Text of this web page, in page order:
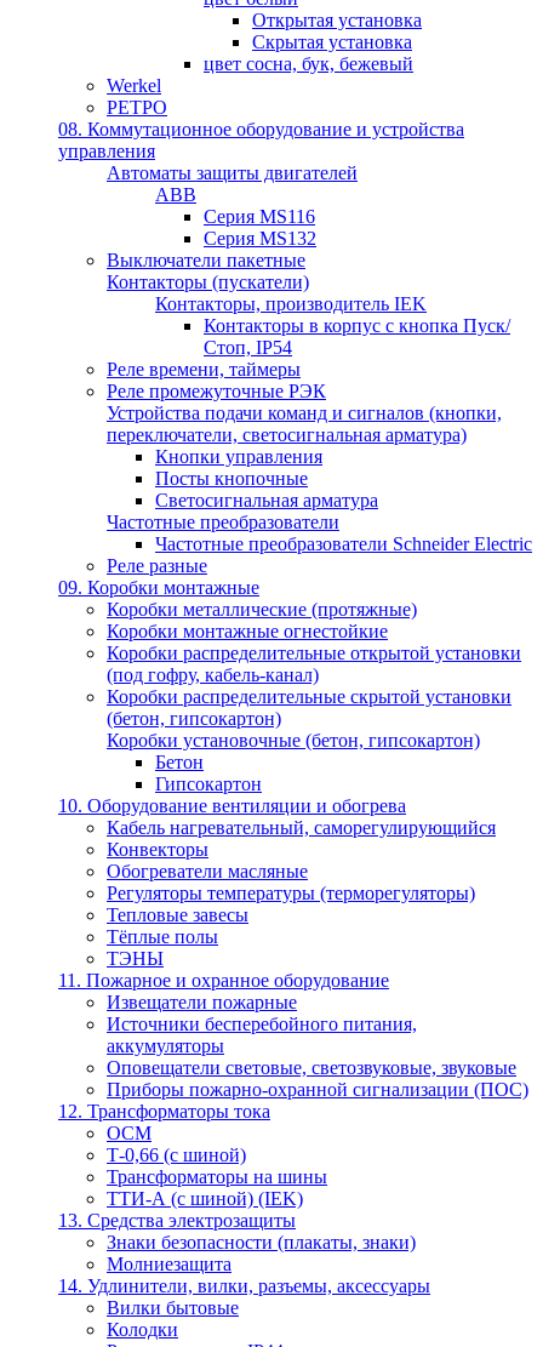
Открытая установка
Скрытая установка
цвет сосна, бук, бежевый
Werkel
РЕТРО
08. Коммутационное оборудование и устройства
управления
Автоматы защиты двигателей
ABB
Серия MS116
Серия MS132
Выключатели пакетные
Контакторы (пускатели)
Контакторы, производитель IEK
Контакторы в корпус с кнопка Пуск/
Стоп, IP54
Реле времени, таймеры
Реле промежуточные РЭК
Устройства подачи команд и сигналов (кнопки,
переключатели, светосигнальная арматура)
Кнопки управления
Посты кнопочные
Светосигнальная арматура
Частотные преобразователи
Частотные преобразователи Schneider Electric
Реле разные
09. Коробки монтажные
Коробки металлические (протяжные)
Коробки монтажные огнестойкие
Коробки распределительные открытой установки
(под гофру, кабель-канал)
Коробки распределительные скрытой установки
(бетон, гипсокартон)
Коробки установочные (бетон, гипсокартон)
Бетон
Гипсокартон
10. Оборудование вентиляции и обогрева
Кабель нагревательный, саморегулирующийся
Конвекторы
Обогреватели масляные
Регуляторы температуры (терморегуляторы)
Тепловые завесы
Тёплые полы
ТЭНЫ
11. Пожарное и охранное оборудование
Извещатели пожарные
Источники бесперебойного питания,
аккумуляторы
Оповещатели световые, светозвуковые, звуковые
Приборы пожарно-охранной сигнализации (ПОС)
12. Трансформаторы тока
ОСМ
Т-0,66 (с шиной)
Трансформаторы на шины
ТТИ-А (с шиной) (IEK)
13. Средства электрозащиты
Знаки безопасности (плакаты, знаки)
Молниезащита
14. Удлинители, вилки, разъемы, аксессуары
Вилки бытовые
Колодки